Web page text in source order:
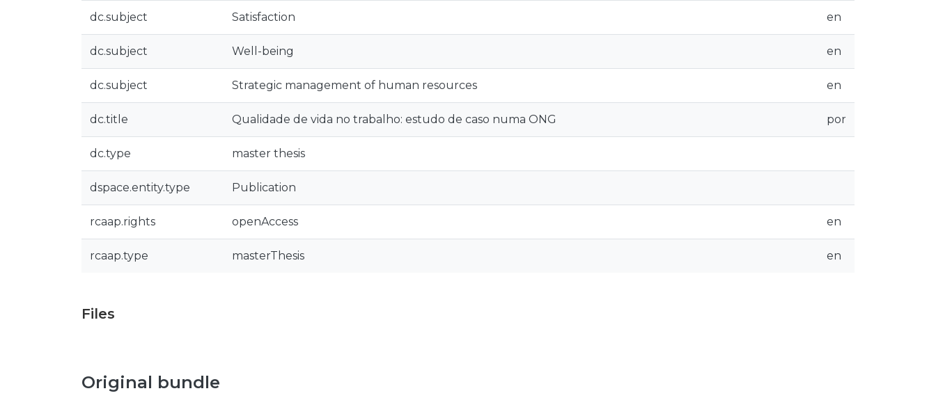
dc.subject Satisfaction en
dc.subject Well-being en
dc.subject Strategic management of human resources en
dc.title Qualidade de vida no trabalho: estudo de caso numa ONG por
dc.type master thesis
dspace.entity.type Publication
rcaap.rights openAccess en
rcaap.type masterThesis en
Files
Original bundle